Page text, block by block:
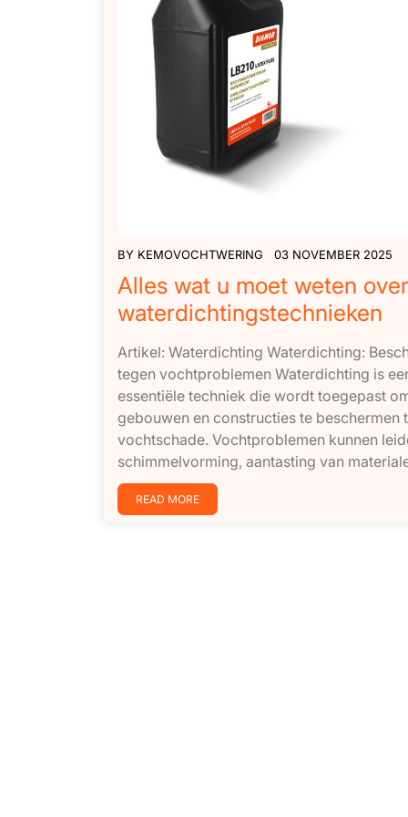
BY KEMOVOCHTWERING 03 NOVEMBER 2025
Alles wat u moet weten over
waterdichtingstechnieken
Artikel: Waterdichting Waterdichting:
tegen vochtproblemen Waterdichting is
essentiële techniek die wordt toegepast
gebouwen en constructies te beschermen
vochtschade. Vochtproblemen kunnen
schimmelvorming, aantasting van
READ MORE